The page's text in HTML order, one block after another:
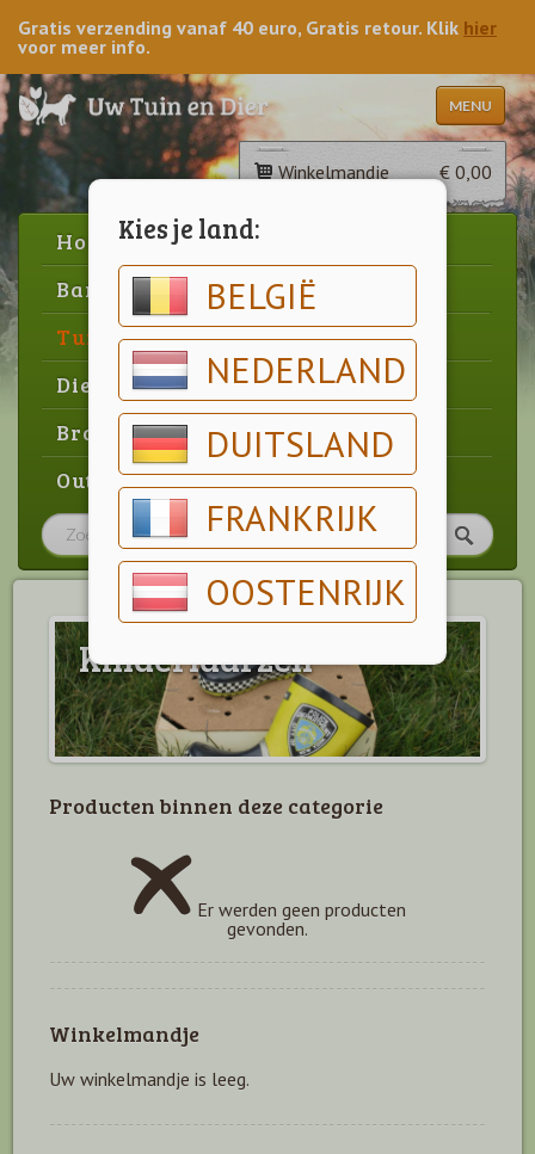
Kies je land:
BELGIË
NEDERLAND
DUITSLAND
FRANKRIJK
OOSTENRIJK
Gratis verzending vanaf 40 euro, Gratis retour. Klik hier
voor meer info.
MENU
Winkelmandje € 0,00
Home
Barbecue
Tuin
Dier
Brood & gebak
Outlet
Kinderlaarzen
Producten binnen deze categorie
Er werden geen producten
gevonden.
Winkelmandje
Uw winkelmandje is leeg.